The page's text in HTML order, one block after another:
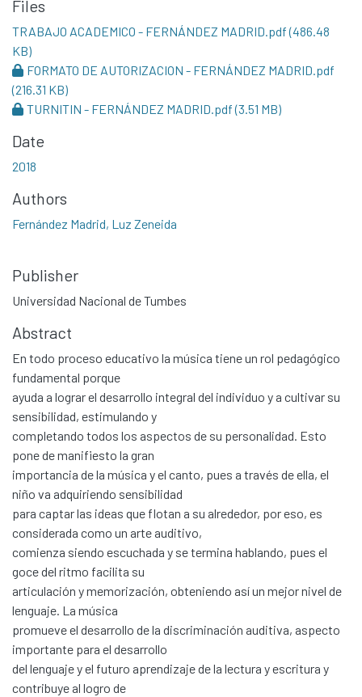
Files
TRABAJO ACADEMICO - FERNÁNDEZ MADRID.pdf(486.48
KB)
FORMATO DE AUTORIZACION - FERNÁNDEZ MADRID.pdf
(216.31 KB)
TURNITIN - FERNÁNDEZ MADRID.pdf(3.51 MB)
Date
2018
Authors
Fernández Madrid, Luz Zeneida
Publisher
Universidad Nacional de Tumbes
Abstract
En todo proceso educativo la música tiene un rol pedagógico
fundamental porque
ayuda a lograr el desarrollo integral del individuo y a cultivar su
sensibilidad, estimulando y
completando todos los aspectos de su personalidad. Esto
pone de manifiesto la gran
importancia de la música y el canto, pues a través de ella, el
niño va adquiriendo sensibilidad
para captar las ideas que flotan a su alrededor, por eso, es
considerada como un arte auditivo,
comienza siendo escuchada y se termina hablando, pues el
goce del ritmo facilita su
articulación y memorización, obteniendo así un mejor nivel de
lenguaje. La música
promueve el desarrollo de la discriminación auditiva, aspecto
importante para el desarrollo
del lenguaje y el futuro aprendizaje de la lectura y escritura y
contribuye al logro de